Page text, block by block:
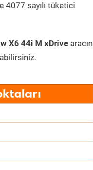
4077 sayılı tüketici
X6 44i M xDrive aracın